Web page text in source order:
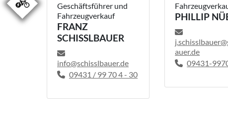
Geschäftsführer und
Fahrzeugverkauf
FRANZ
SCHISSLBAUER
info@schisslbauer.de
09431 / 99 70 4 - 30
PHILLIP
auer.de
09431-